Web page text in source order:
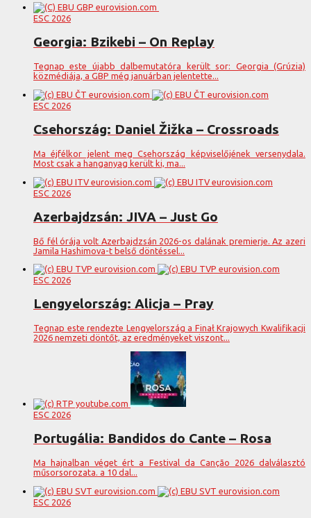
ESC 2026
Georgia: Bzikebi – On Replay
Tegnap este újabb dalbemutatóra került sor: Georgia (Grúzia)
közmédiája, a GBP még januárban jelentette...
ESC 2026
Csehország: Daniel Žižka – Crossroads
Ma éjfélkor jelent meg Csehország képviselőjének versenydala.
Most csak a hanganyag került ki, ma...
ESC 2026
Azerbajdzsán: JIVA – Just Go
Bő fél órája volt Azerbajdzsán 2026-os dalának premierje. Az azeri
Jamila Hashimova-t belső döntéssel...
ESC 2026
Lengyelország: Alicja – Pray
Tegnap este rendezte Lengyelország a Finał Krajowych Kwalifikacji
2026 nemzeti döntőt, az eredményeket viszont...
ESC 2026
Portugália: Bandidos do Cante – Rosa
Ma hajnalban véget ért a Festival da Canção 2026 dalválasztó
műsorsorozata. a 10 dal...
ESC 2026